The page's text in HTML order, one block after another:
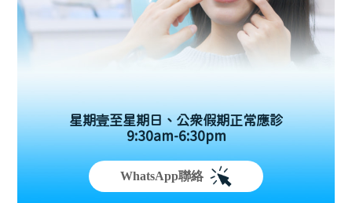
星期壹至星期日、公眾假期正常應診
9:30am-6:30pm
WhatsApp聯絡